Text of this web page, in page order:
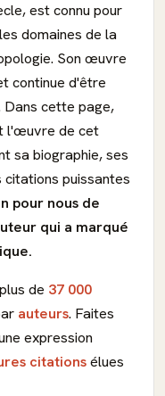
est connu pour
domaines de la
Son œuvre
continue d'être
Dans cette page,
l'œuvre de cet
sa biographie, ses
puissantes
pour nous de
qui a marqué
de 37 000
auteurs. Faites
expression
citationsélues